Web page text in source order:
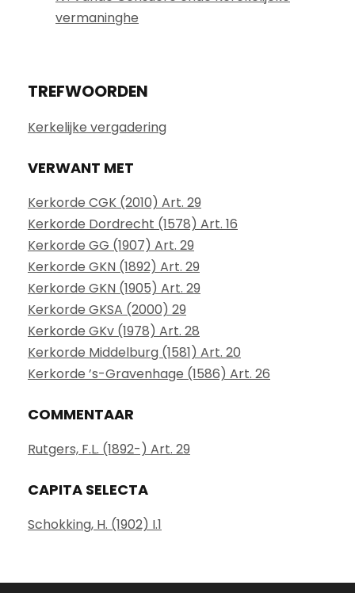
vermaninghe
TREFWOORDEN
Kerkelijke vergadering
VERWANT MET
Kerkorde CGK (2010) Art. 29
Kerkorde Dordrecht (1578) Art. 16
Kerkorde GG (1907) Art. 29
Kerkorde GKN (1892) Art. 29
Kerkorde GKN (1905) Art. 29
Kerkorde GKSA (2000) 29
Kerkorde GKv (1978) Art. 28
Kerkorde Middelburg (1581) Art. 20
Kerkorde ’s-Gravenhage (1586) Art. 26
COMMENTAAR
Rutgers, F.L. (1892-) Art. 29
CAPITA SELECTA
Schokking, H. (1902) I.1